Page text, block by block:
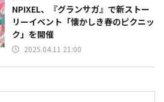
NPIXEL、『グランサガ』で新ストー
リーイベント「懐かしき春のピクニッ
ク」を開催
2025.04.11 21:00